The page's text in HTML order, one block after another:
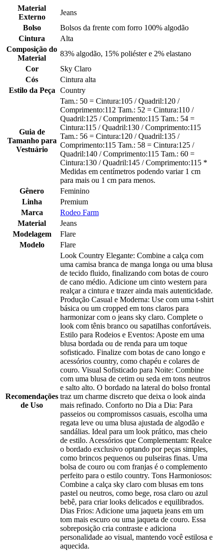
Material
Externo
Jeans
Bolso
Bolsos da frente com forro 100% algodão
Cintura
Alta
Composição do
Material
83% algodão, 15% poliéster e 2% elastano
Cor
Sky Claro
Cós
Cintura alta
Estilo da Peça
Country
Guia de
Tamanho para
Vestuário
Tam.: 50 = Cintura:105 / Quadril:120 /
Comprimento:112 Tam.: 52 = Cintura:110 /
Quadril:125 / Comprimento:115 Tam.: 54 =
Cintura:115 / Quadril:130 / Comprimento:115
Tam.: 56 = Cintura:120 / Quadril:135 /
Comprimento:115 Tam.: 58 = Cintura:125 /
Quadril:140 / Comprimento:115 Tam.: 60 =
Cintura:130 / Quadril:145 / Comprimento:115 *
Medidas em centímetros podendo variar 1 cm
para mais ou 1 cm para menos.
Gênero
Feminino
Linha
Premium
Marca
Rodeo Farm
Material
Jeans
Modelagem
Flare
Modelo
Flare
Recomendações
de Uso
Look Country Elegante: Combine a calça com
uma camisa branca de manga longa ou uma blusa
de tecido fluido, finalizando com botas de couro
de cano médio. Adicione um cinto western para
realçar a cintura e trazer ainda mais autenticidade.
Produção Casual e Moderna: Use com uma t-shirt
básica ou um cropped em tons claros para
harmonizar com o jeans sky claro. Complete o
look com tênis branco ou sapatilhas confortáveis.
Estilo para Rodeios e Eventos: Aposte em uma
blusa bordada ou de renda para um toque
sofisticado. Finalize com botas de cano longo e
acessórios country, como chapéu e colares de
couro. Visual Sofisticado para Noite: Combine
com uma blusa de cetim ou seda em tons neutros
e salto alto. O bordado na lateral do bolso frontal
traz um charme discreto que deixa o look ainda
mais refinado. Conforto no Dia a Dia: Para
passeios ou compromissos casuais, escolha uma
regata leve ou uma blusa ajustada de algodão e
sandálias. Ideal para um look prático, mas cheio
de estilo. Acessórios que Complementam: Realce
o bordado exclusivo optando por peças simples,
como brincos pequenos ou pulseiras finas. Uma
bolsa de couro ou com franjas é o complemento
perfeito para o estilo country. Tons Harmoniosos:
Combine a calça sky claro com blusas em tons
pastel ou neutros, como bege, rosa claro ou azul
bebê, para criar looks delicados e equilibrados.
Dias Frios: Adicione uma jaqueta jeans em um
tom mais escuro ou uma jaqueta de couro. Essa
sobreposição cria contraste e adiciona
personalidade ao visual, mantendo você estilosa e
aquecida.